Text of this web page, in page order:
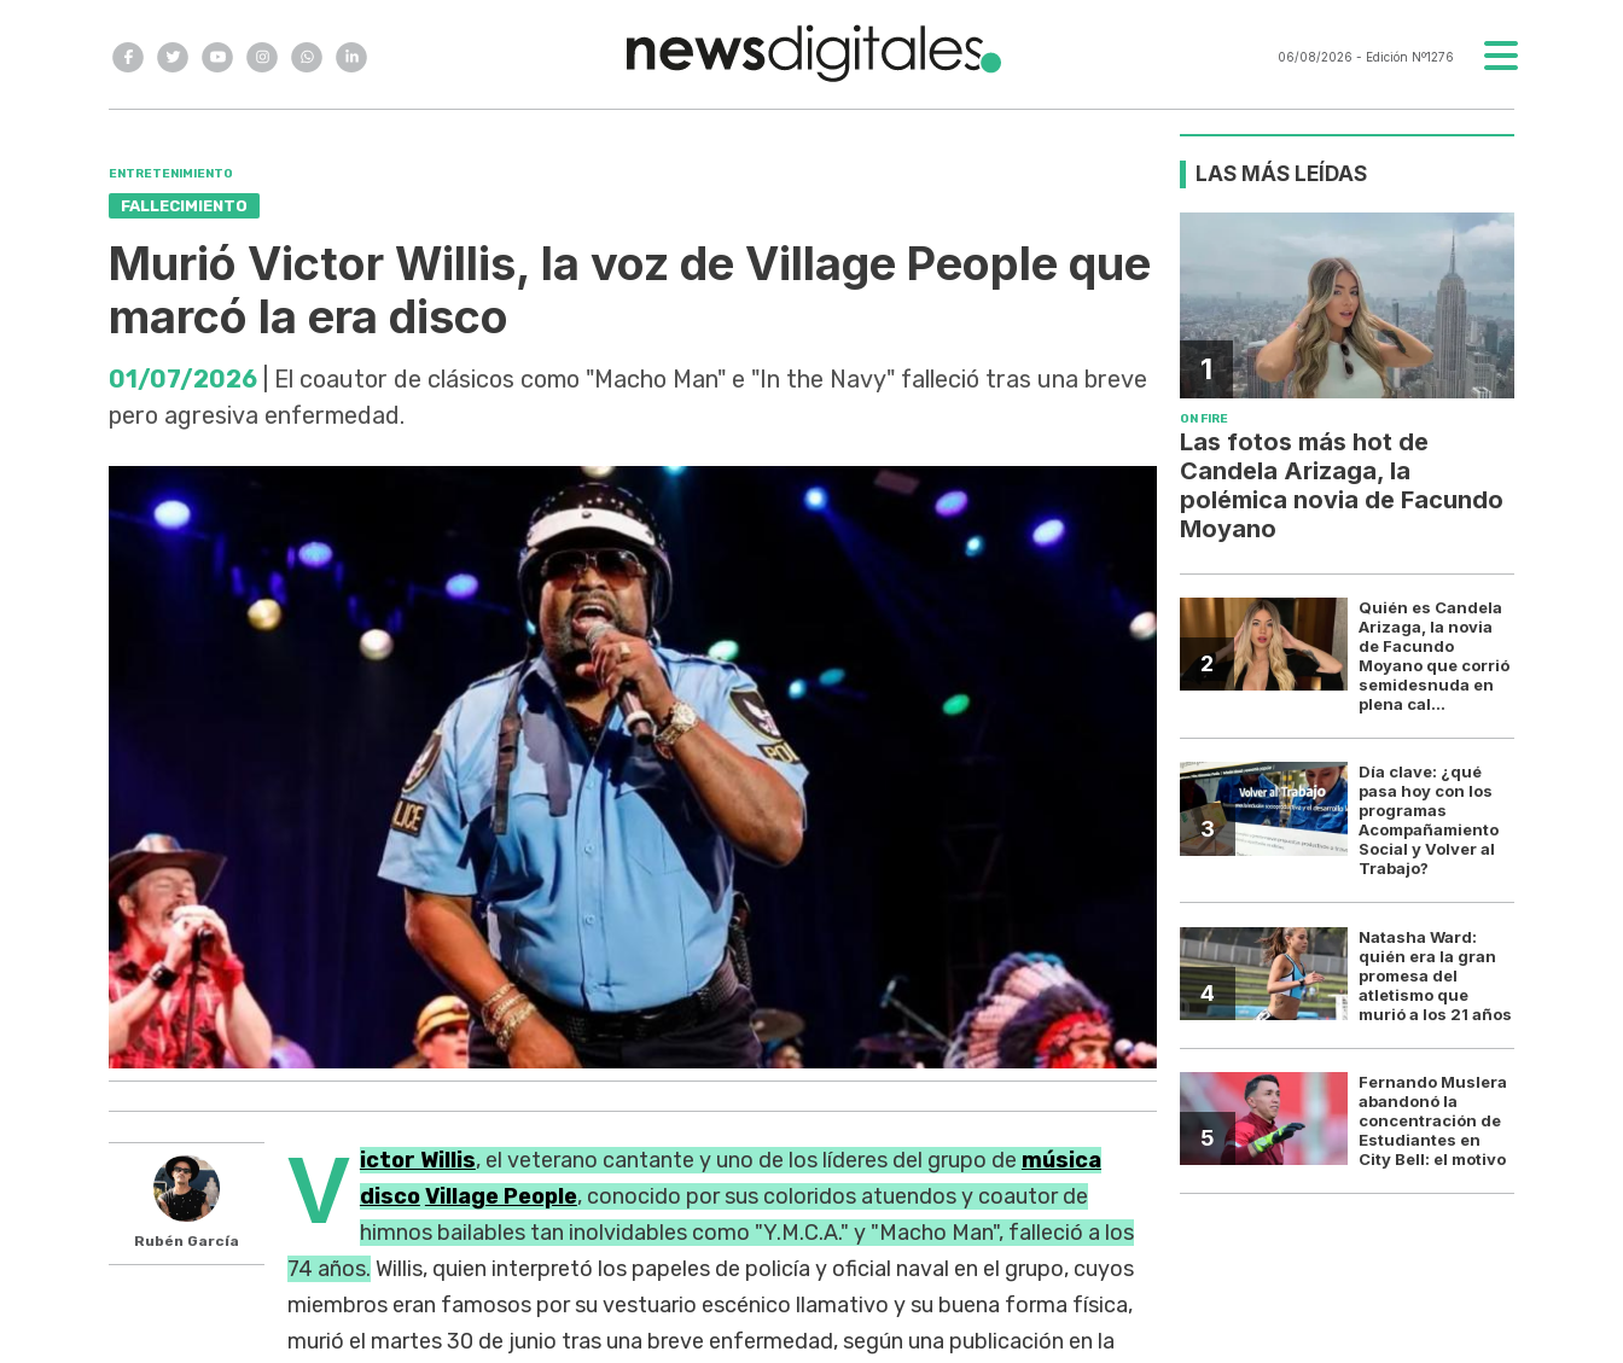
06/08/2026 - Edición Nº1276
ENTRETENIMIENTO
FALLECIMIENTO
Murió Victor Willis, la voz de Village People que
marcó la era disco
01/07/2026 | El coautor de clásicos como "Macho Man" e "In the Navy" falleció tras una breve
pero agresiva enfermedad.
Rubén García V ictor Willis, el veterano cantante y uno de los líderes del grupo de música
discoVillage People, conocido por sus coloridos atuendos y coautor de
himnos bailables tan inolvidables como "Y.M.C.A." y "Macho Man", falleció a los
74 años. Willis, quien interpretó los papeles de policía y oficial naval en el grupo, cuyos
miembros eran famosos por su vestuario escénico llamativo y su buena forma física,
murió el martes 30 de junio tras una breve enfermedad, según una publicación en la
LAS MÁS LEÍDAS
1
ON FIRE
Las fotos más hot de
Candela Arizaga, la
polémica novia de Facundo
Moyano
2
Quién es Candela
Arizaga, la novia
de Facundo
Moyano que corrió
semidesnuda en
plena cal...
3
Día clave: ¿qué
pasa hoy con los
programas
Acompañamiento
Social y Volver al
Trabajo?
4
Natasha Ward:
quién era la gran
promesa del
atletismo que
murió a los 21 años
5
Fernando Muslera
abandonó la
concentración de
Estudiantes en
City Bell: el motivo